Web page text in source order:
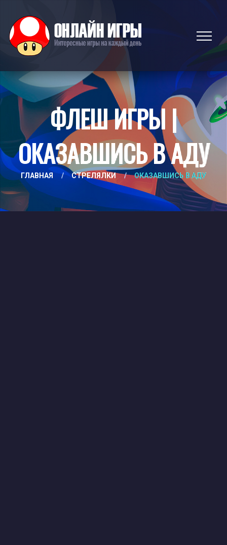
ФЛЕШ ИГРЫ |
ОКАЗАВШИСЬ В АДУ
ГЛАВНАЯ / СТРЕЛЯЛКИ / ОКАЗАВШИСЬ В АДУ